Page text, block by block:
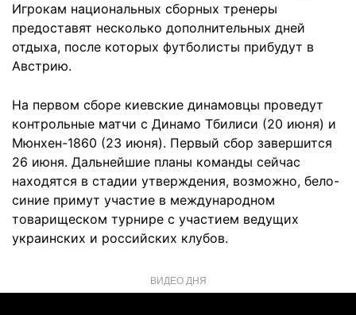
Игрокам национальных сборных тренеры
предоставят несколько дополнительных дней
отдыха, после которых футболисты прибудут в
Австрию.
На первом сборе киевские динамовцы проведут
контрольные матчи с Динамо Тбилиси (20 июня) и
Мюнхен-1860 (23 июня). Первый сбор завершится
26 июня. Дальнейшие планы команды сейчас
находятся в стадии утверждения, возможно, бело-
синие примут участие в международном
товарищеском турнире с участием ведущих
украинских и российских клубов.
ВИДЕО ДНЯ